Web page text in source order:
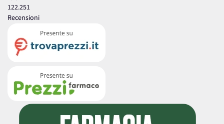
122.251
Recensioni